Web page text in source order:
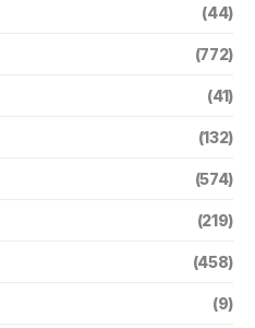
(44)
(772)
(41)
(132)
(574)
(219)
(458)
(9)